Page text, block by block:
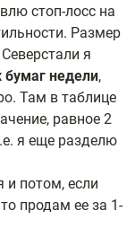
стоп-лосс на
Размер
я
недели,
Там в таблице
равное 2
я еще разделю
и потом, если
продам ее за 1-